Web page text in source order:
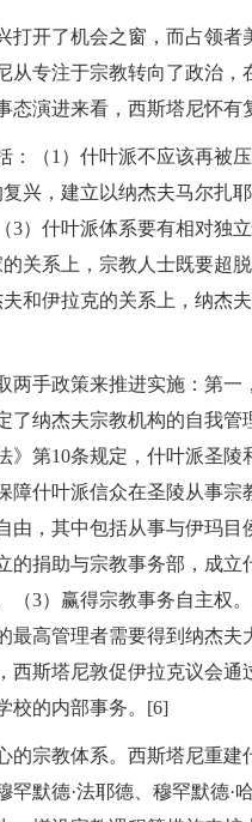
打开了机会之窗，而占领
从专注于宗教转向了政治
演进来看，西斯塔尼怀有
：（1）什叶派不应该再被
复兴，建立以纳杰夫马尔扎
3）什叶派体系要有相对独
关系上，宗教人士既要超
和伊拉克的关系上，纳杰
两手政策来推进实施：第
了纳杰夫宗教机构的自我
》第10条规定，什叶派圣
障什叶派信众在圣陵从事
由，其中包括从事与伊玛
的捐助与宗教事务部，成
（3）赢得宗教事务自主权
最高管理者需要得到纳杰
西斯塔尼敦促伊拉克议会
校的内部事务。[6]
的宗教体系。西斯塔尼重
默德·法耶德、穆罕默德